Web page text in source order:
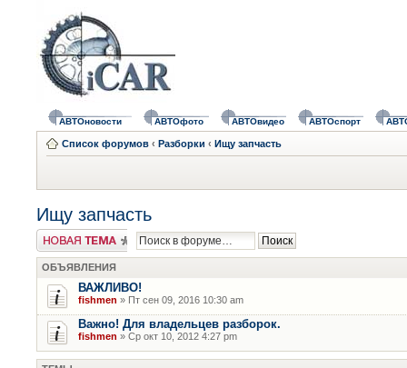
АВТОновости АВТОфото АВТОвидео АВТОспорт
Список форумов ‹ Разборки ‹ Ищу запчасть
Ищу запчасть
Новая тема
ОБЪЯВЛЕНИЯ
ВАЖЛИВО!
fishmen » Пт сен 09, 2016 10:30 am
Важно! Для владельцев разборок.
fishmen » Ср окт 10, 2012 4:27 pm